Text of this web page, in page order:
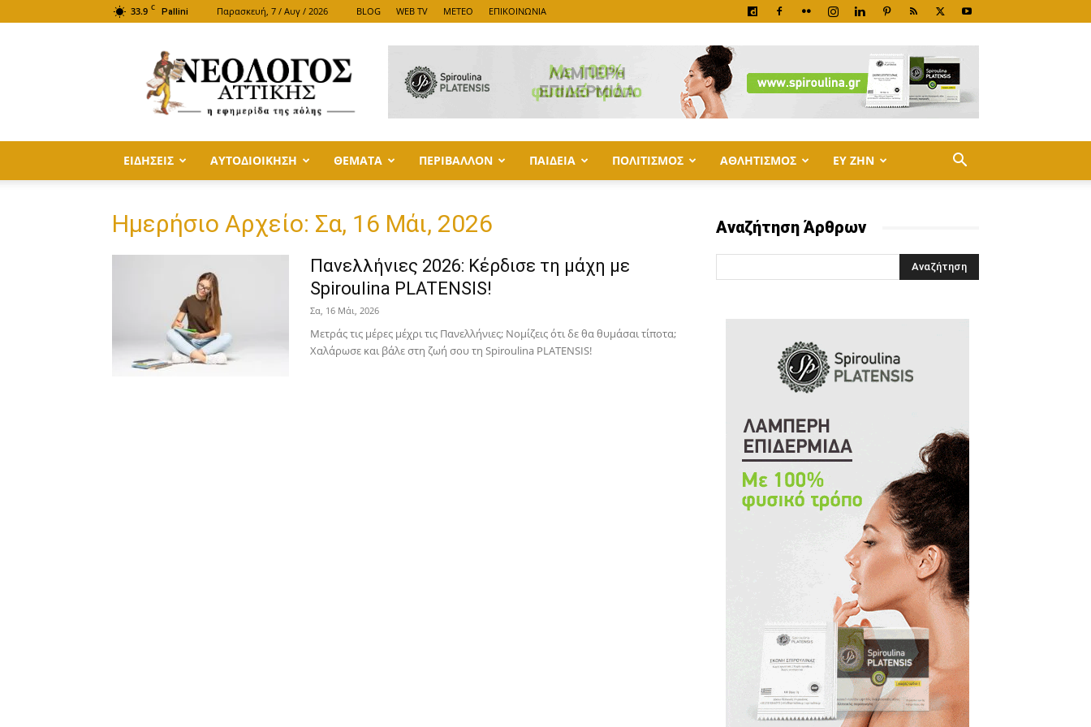
33.9 C Pallini Παρασκευή, 7 / Αυγ / 2026 BLOG WEB TV METEO ΕΠΙΚΟΙΝΩΝΙΑ
ΑΤΤΙΚΗΣ
ΕΙΔΗΣΕΙΣ ΑΥΤΟΔΙΟΙΚΗΣΗ ΘΕΜΑΤΑ ΠΕΡΙΒΑΛΛΟΝ ΠΑΙΔΕΙΑ ΠΟΛΙΤΙΣΜΟΣ ΑΘΛΗΤΙΣΜΟΣ ΕΥ ΖΗΝ
Ημερήσιο Αρχείο: Σα, 16 Μάι, 2026
Πανελλήνιες 2026: Κέρδισε τη μάχη με
Spiroulina PLATENSIS!
Σα, 16 Μάι, 2026
Μετράς τις μέρες μέχρι τις Πανελλήνιες; Νομίζεις ότι δε θα θυμάσαι τίποτα;
Χαλάρωσε και βάλε στη ζωή σου τη Spiroulina PLATENSIS!
Αναζήτηση Άρθρων